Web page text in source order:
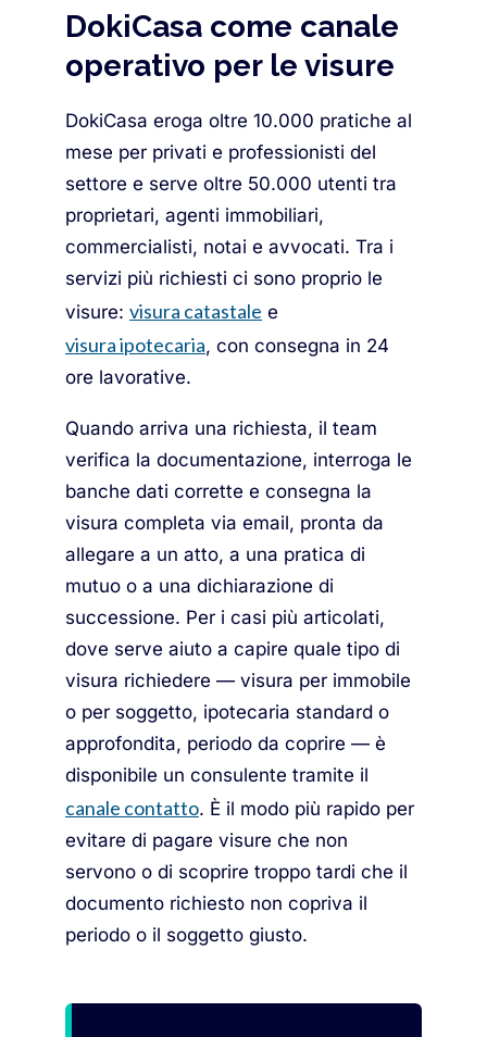
DokiCasa come canale
operativo per le visure
DokiCasa eroga oltre 10.000 pratiche al
mese per privati e professionisti del
settore e serve oltre 50.000 utenti tra
proprietari, agenti immobiliari,
commercialisti, notai e avvocati. Tra i
servizi più richiesti ci sono proprio le
visure: visura catastale e
visura ipotecaria, con consegna in 24
ore lavorative.
Quando arriva una richiesta, il team
verifica la documentazione, interroga le
banche dati corrette e consegna la
visura completa via email, pronta da
allegare a un atto, a una pratica di
mutuo o a una dichiarazione di
successione. Per i casi più articolati,
dove serve aiuto a capire quale tipo di
visura richiedere — visura per immobile
o per soggetto, ipotecaria standard o
approfondita, periodo da coprire — è
disponibile un consulente tramite il
canale contatto. È il modo più rapido per
evitare di pagare visure che non
servono o di scoprire troppo tardi che il
documento richiesto non copriva il
periodo o il soggetto giusto.